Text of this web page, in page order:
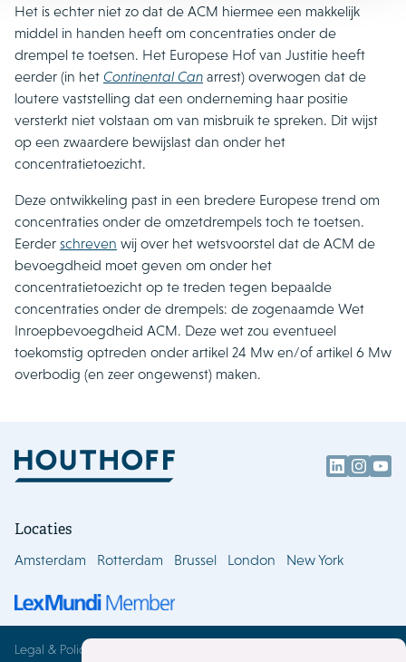
Het is echter niet zo dat de ACM hiermee een makkelijk
middel in handen heeft om concentraties onder de
drempel te toetsen. Het Europese Hof van Justitie heeft
eerder (in het Continental Can arrest) overwogen dat de
loutere vaststelling dat een onderneming haar positie
versterkt niet volstaan om van misbruik te spreken. Dit wijst
op een zwaardere bewijslast dan onder het
concentratietoezicht.
Deze ontwikkeling past in een bredere Europese trend om
concentraties onder de omzetdrempels toch te toetsen.
Eerder schreven wij over het wetsvoorstel dat de ACM de
bevoegdheid moet geven om onder het
concentratietoezicht op te treden tegen bepaalde
concentraties onder de drempels: de zogenaamde Wet
Inroepbevoegdheid ACM. Deze wet zou eventueel
toekomstig optreden onder artikel 24 Mw en/of artikel 6 Mw
overbodig (en zeer ongewenst) maken.
Locaties
Amsterdam Rotterdam Brussel London New York
Legal & Policies